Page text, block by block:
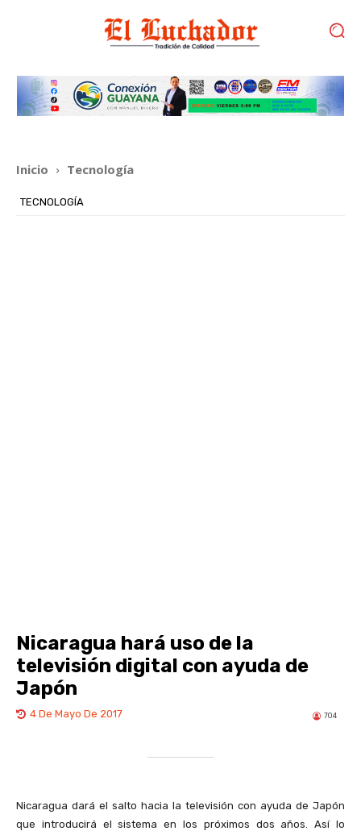
Inicio Tecnología
TECNOLOGÍA
Nicaragua hará uso de la
televisión digital con ayuda de
Japón
4 De Mayo De 2017 704
Nicaragua dará el salto hacia la televisión con ayuda de Japón
que introducirá el sistema en los próximos dos años. Así lo